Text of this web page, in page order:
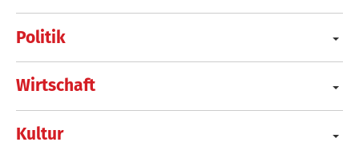
Politik
Wirtschaft
Kultur